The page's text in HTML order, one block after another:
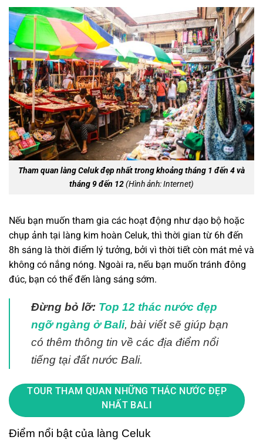
Tham quan làng Celuk đẹp nhất trong khoảng tháng 1 đến 4 và
tháng 9 đến 12(Hình ảnh: Internet)
Nếu bạn muốn tham gia các hoạt động như dạo bộ hoặc
chụp ảnh tại làng kim hoàn Celuk, thì thời gian từ 6h đến
8h sáng là thời điểm lý tưởng, bởi vì thời tiết còn mát mẻ và
không có nắng nóng. Ngoài ra, nếu bạn muốn tránh đông
đúc, bạn có thể đến làng sáng sớm.
Đừng bỏ lỡ: Top 12 thác nước đẹp
ngỡ ngàng ở Bali, bài viết sẽ giúp bạn
có thêm thông tin về các địa điểm nổi
tiếng tại đất nước Bali.
TOUR THAM QUAN NHỮNG THÁC NƯỚC ĐẸP
NHẤT BALI
Điểm nổi bật của làng Celuk